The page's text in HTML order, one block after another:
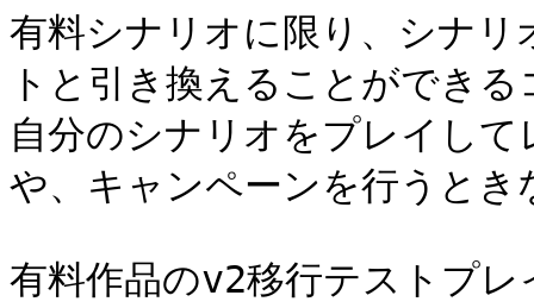
有料シナリオに限り、シナ
トと引き換えることができ
自分のシナリオをプレイし
や、キャンペーンを行うと
有料作品のv2移行テストプ